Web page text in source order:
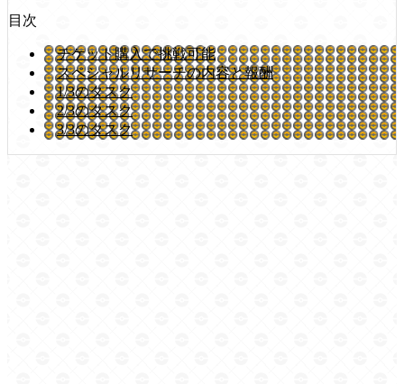
目次
チケット購入で挑戦可能
スペシャルリサーチの内容と報酬
1/3のタスク
2/3のタスク
3/3のタスク